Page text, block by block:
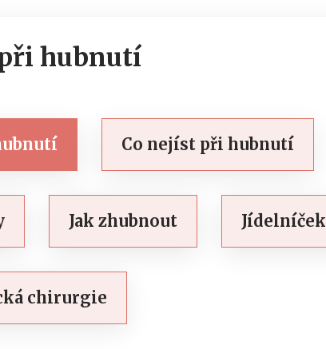
hubnutí
Co nejíst při hubnutí
Jak zhubnout Jídelníček
chirurgie